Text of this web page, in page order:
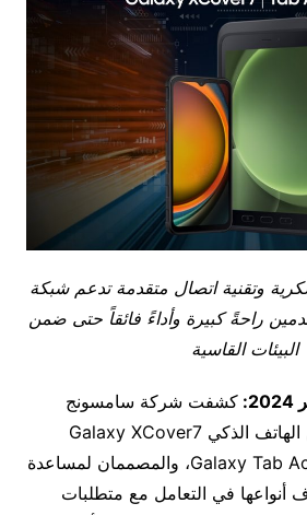
وتقنية اتصال متقدمة تدعم شبكة
راحةً كبيرة وأداءً فائقاً حتى ضمن
البيئات القاسية
كشفت شركة سامسونج
للإلكترونيات اليوم عن الهاتف الذكي Galaxy XCover7
والجهاز اللوحي Galaxy Tab Active5، والمصممان لمساعدة
أنواعها في التعامل مع متطلبات